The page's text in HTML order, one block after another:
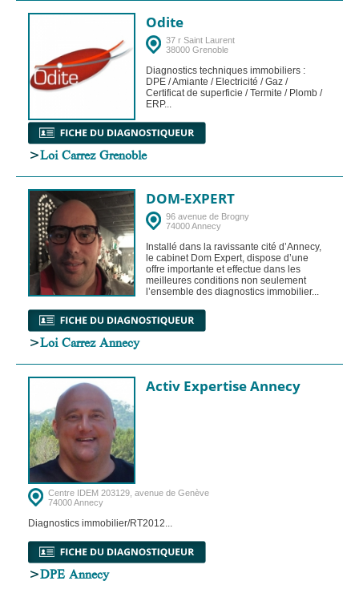
Odite
37 r Saint Laurent
38000 Grenoble
Diagnostics techniques immobiliers :
DPE / Amiante / Electricité / Gaz /
Certificat de superficie / Termite / Plomb /
ERP...
>Loi Carrez Grenoble
DOM-EXPERT
96 avenue de Brogny
74000 Annecy
Installé dans la ravissante cité d’Annecy,
le cabinet Dom Expert, dispose d’une
offre importante et effectue dans les
meilleures conditions non seulement
l’ensemble des diagnostics immobilier...
>Loi Carrez Annecy
Activ Expertise Annecy
Centre IDEM 203129, avenue de Genève
74000 Annecy
Diagnostics immobilier/RT2012...
>DPE Annecy